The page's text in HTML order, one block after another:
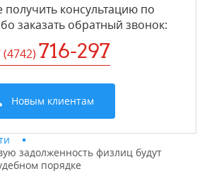
консультацию по
заказать обратный звонок:
(4742) 716-297
Новым клиентам
задолженность физлиц будут
порядке